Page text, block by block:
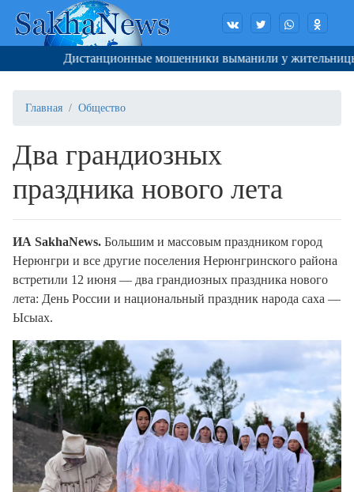
Дистанционные мошенники выманили у жительницы
Главная Общество
Два грандиозных
праздника нового лета
ИА SakhaNews. Большим и массовым праздником город
Нерюнгри и все другие поселения Нерюнгринского района
встретили 12 июня — два грандиозных праздника нового
лета: День России и национальный праздник народа саха —
Ысыах.